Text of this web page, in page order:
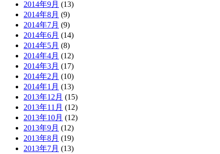
2014年9月 (13)
2014年8月 (9)
2014年7月 (9)
2014年6月 (14)
2014年5月 (8)
2014年4月 (12)
2014年3月 (17)
2014年2月 (10)
2014年1月 (13)
2013年12月 (15)
2013年11月 (12)
2013年10月 (12)
2013年9月 (12)
2013年8月 (19)
2013年7月 (13)